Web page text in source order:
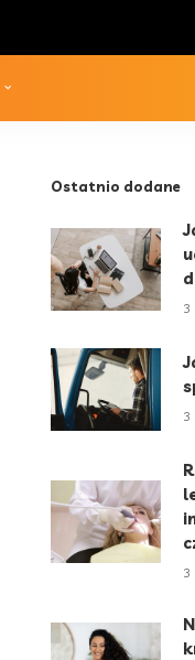
Ostatnio dodane
3
3
3